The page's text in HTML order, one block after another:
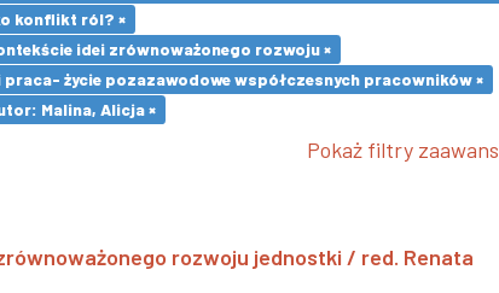
konflikt ról? ×
idei zrównoważonego rozwoju ×
życie pozazawodowe współczesnych pracowników ×
Malina, Alicja ×
Pokaż filtry
rozwoju jednostki / red. Renata